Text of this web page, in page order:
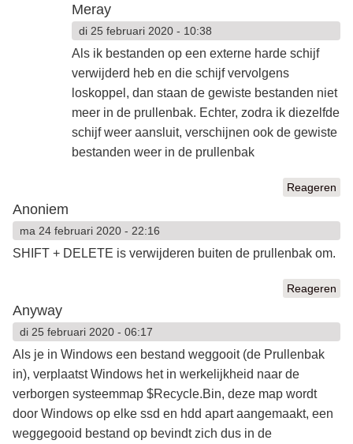
Meray
di 25 februari 2020 - 10:38
Als ik bestanden op een externe harde schijf
verwijderd heb en die schijf vervolgens
loskoppel, dan staan de gewiste bestanden niet
meer in de prullenbak. Echter, zodra ik diezelfde
schijf weer aansluit, verschijnen ook de gewiste
bestanden weer in de prullenbak
Reageren
Anoniem
ma 24 februari 2020 - 22:16
SHIFT + DELETE is verwijderen buiten de prullenbak om.
Reageren
Anyway
di 25 februari 2020 - 06:17
Als je in Windows een bestand weggooit (de Prullenbak
in), verplaatst Windows het in werkelijkheid naar de
verborgen systeemmap $Recycle.Bin, deze map wordt
door Windows op elke ssd en hdd apart aangemaakt, een
weggegooid bestand op bevindt zich dus in de